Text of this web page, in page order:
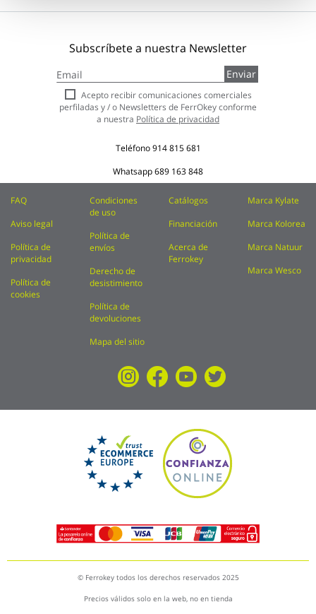
Subscríbete a nuestra Newsletter
a
nuestro
boletín
de
Enviar
Acepto recibir comunicaciones comerciales
perfiladas y / o Newsletters de FerrOkey conforme
a nuestra Política de privacidad
Teléfono914 815 681
Whatsapp689 163 848
FAQ
Aviso legal
Política de
privacidad
Política de
cookies
Condiciones
de uso
Política de
envíos
Derecho de
desistimiento
Política de
devoluciones
Mapa del sitio
Catálogos
Financiación
Acerca de
Ferrokey
Marca Kylate
Marca Kolorea
Marca Natuur
Marca Wesco
© Ferrokey todos los derechos reservados 2025
Precios válidos solo en la web, no en tienda